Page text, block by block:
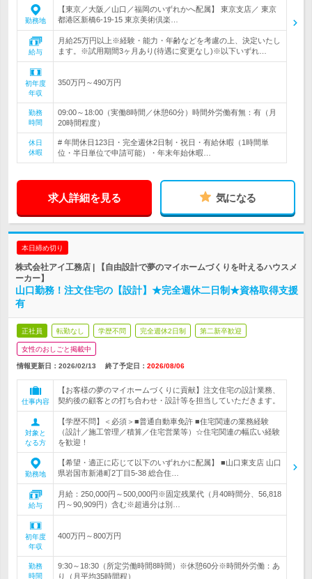
勤務地
【東京／大阪／山口／福岡のいずれかへ配属】 東京支店／ 東京
都港区新橋6-19-15 東京美術倶楽…
給与
月給25万円以上※経験・能力・年齢などを考慮の上、決定いたし
ます。※試用期間3ヶ月あり(待遇に変更なし)※以下いずれ…
初年度
年収
350万円～490万円
勤務
時間
09:00～18:00（実働8時間／休憩60分）時間外労働有無：有（月
20時間程度）
休日
休暇
# 年間休日123日・完全週休2日制・祝日・有給休暇（1時間単
位・半日単位で申請可能）・年末年始休暇…
求人詳細を見る 気になる
本日締め切り
株式会社アイ工務店 | 【自由設計で夢のマイホームづくりを叶えるハウスメ
ーカー】
山口勤務！注文住宅の【設計】★完全週休二日制★資格取得支援
有
正社員 転勤なし 学歴不問 完全週休2日制 第二新卒歓迎
女性のおしごと掲載中
情報更新日：2026/02/13 終了予定日： 2026/08/06
仕事内容
【お客様の夢のマイホームづくりに貢献】注文住宅の設計業務、
契約後の顧客との打ち合わせ・設計等を担当していただきます。
対象と
なる方
【学歴不問】＜必須＞■普通自動車免許 ■住宅関連の業務経験
（設計／施工管理／積算／住宅営業等）☆住宅関連の幅広い経験
を歓迎！
勤務地
【希望・適正に応じて以下のいずれかに配属】 ■山口東支店 山口
県岩国市新港町2丁目5-38 総合住…
給与
月給：250,000円～500,000円※固定残業代（月40時間分、56,818
円～90,909円）含む※超過分は別…
初年度
年収
400万円～800万円
勤務
時間
9:30～18:30（所定労働時間8時間）※休憩60分※時間外労働：あ
り（月平均35時間程）